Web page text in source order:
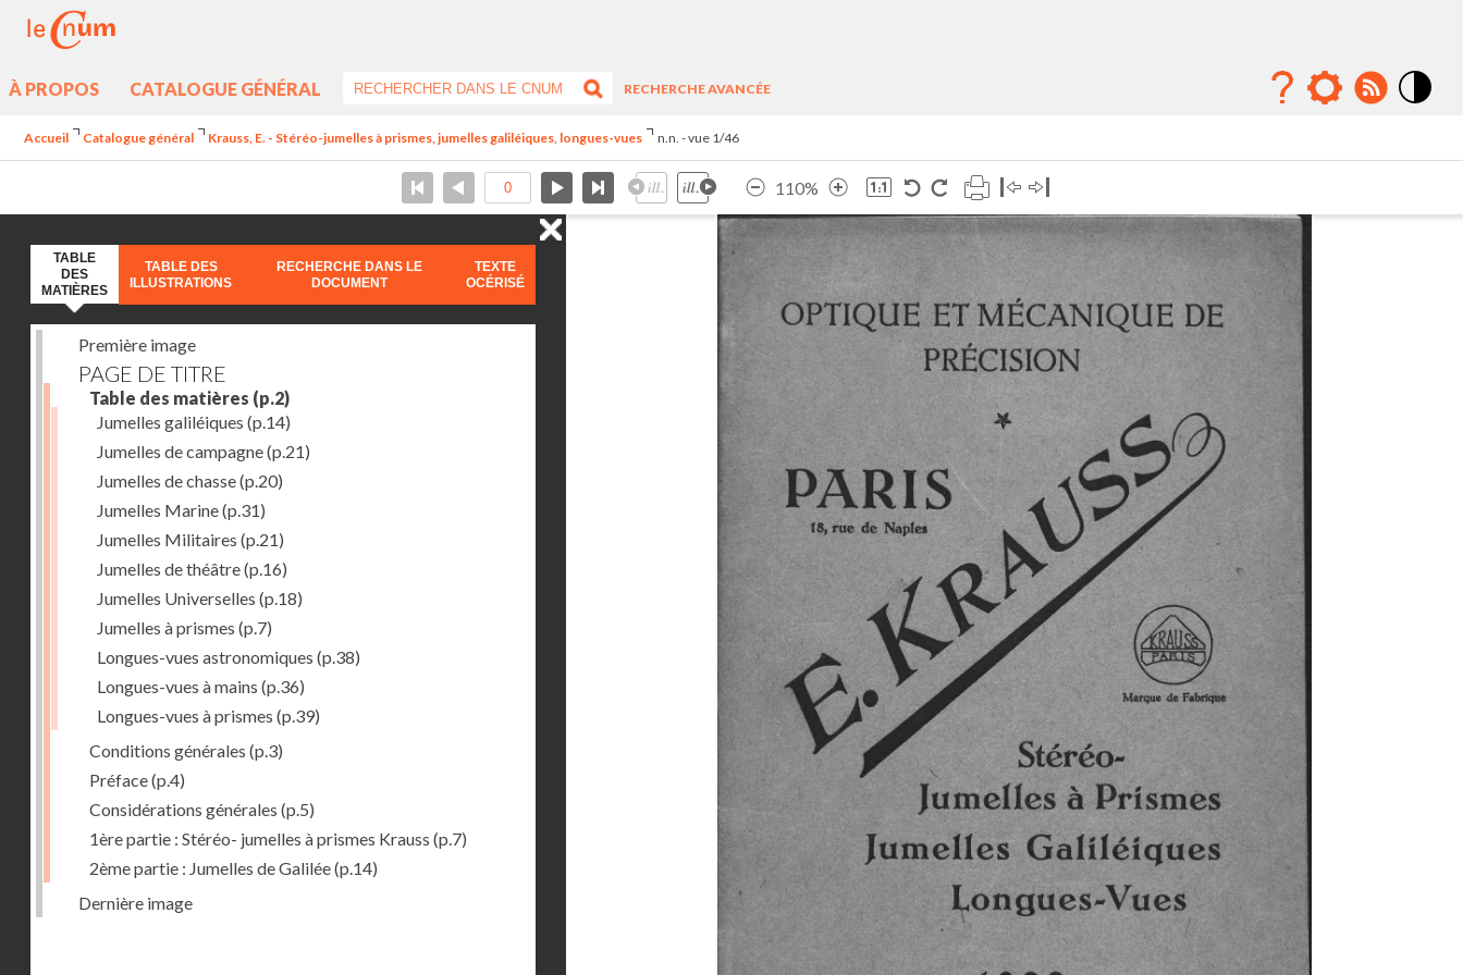
À PROPOS CATALOGUE GÉNÉRAL
RECHERCHE AVANCÉE
Accueil Catalogue général Krauss, E. - Stéréo-jumelles à prismes, jumelles galiléiques, longues-vues n.n. - vue 1/46
110%
TABLE
DES
MATIÈRES
TABLE DES
ILLUSTRATIONS
RECHERCHE DANS LE
DOCUMENT
TEXTE
OCÉRISÉ
Première image
PAGE DE TITRE
Table des matières (p.2)
Jumelles galiléiques (p.14)
Jumelles de campagne(p.21)
Jumelles de chasse(p.20)
Jumelles Marine(p.31)
Jumelles Militaires (p.21)
Jumelles de théâtre(p.16)
Jumelles Universelles (p.18)
Jumelles à prismes (p.7)
Longues-vues astronomiques (p.38)
Longues-vues à mains (p.36)
Longues-vues à prismes (p.39)
Conditions générales (p.3)
Préface(p.4)
Considérations générales (p.5)
1ère partie : Stéréo- jumelles à prismes Krauss (p.7)
2ème partie : Jumelles de Galilée(p.14)
Dernière image